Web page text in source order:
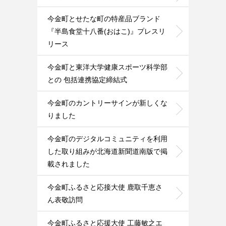
今金町とせたな町の特産品ブランド
『半島食堂十八番(おはこ)』プレスリ
リース
今金町と東洋大学健康スポーツ科学部
との 包括連携協定締結式
今金町のカントリーサインが新しくな
りました
今金町のデジタルコミュニティを利用
した取り組みが北海道新聞道南版で掲
載されました
今金町ふるさと応接大使 鹿取千恵さ
ん表敬訪問
今金町ふるさと応援大使 工藤敏之エ